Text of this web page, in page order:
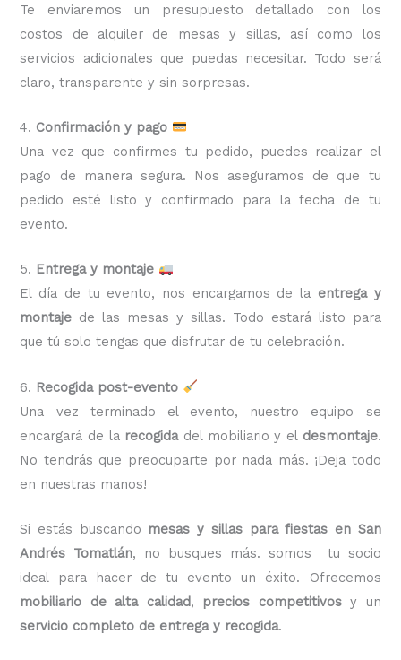
Te enviaremos un presupuesto detallado con los
costos de alquiler de mesas y sillas, así como los
servicios adicionales que puedas necesitar. Todo será
claro, transparente y sin sorpresas.
4. Confirmación y pago
Una vez que confirmes tu pedido, puedes realizar el
pago de manera segura. Nos aseguramos de que tu
pedido esté listo y confirmado para la fecha de tu
evento.
5. Entrega y montaje
El día de tu evento, nos encargamos de la entrega y
montaje de las mesas y sillas. Todo estará listo para
que tú solo tengas que disfrutar de tu celebración.
6. Recogida post-evento
Una vez terminado el evento, nuestro equipo se
encargará de la recogidadel mobiliario y el desmontaje.
No tendrás que preocuparte por nada más. ¡Deja todo
en nuestras manos!
Si estás buscando mesas y sillas para fiestas en San
Andrés Tomatlán, no busques más. somos tu socio
ideal para hacer de tu evento un éxito. Ofrecemos
mobiliario de alta calidad, precios competitivosy un
servicio completo de entrega y recogida.